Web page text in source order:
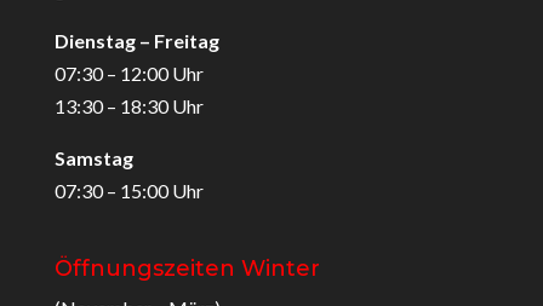
Dienstag – Freitag
07:30 – 12:00 Uhr
13:30 – 18:30 Uhr
Samstag
07:30 – 15:00 Uhr
Öffnungszeiten Winter